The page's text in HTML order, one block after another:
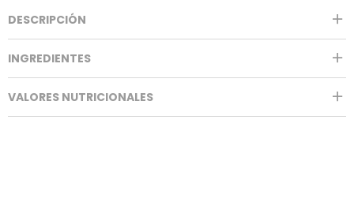
DESCRIPCIÓN
INGREDIENTES
VALORES NUTRICIONALES